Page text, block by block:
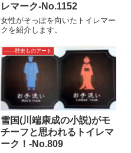
レマーク‐No.1152
女性がそっぽを向いたトイレマー
クを紹介します。
――歴史ものアート
雪国(川端康成の小説)がモ
チーフと思われるトイレマ
ーク！‐No.809